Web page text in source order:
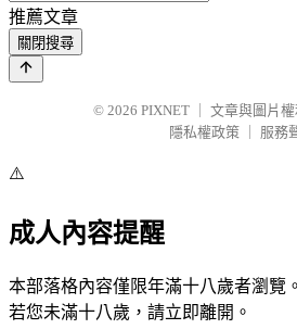
推薦文章
關閉搜尋
© 2026 PIXNET
文章與圖片
隱私權政策
服務
⚠️
成人內容提醒
本部落格內容僅限年滿十八歲者瀏覽。
若您未滿十八歲，請立即離開。